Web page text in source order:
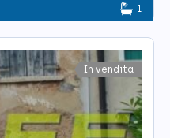
1
In vendita